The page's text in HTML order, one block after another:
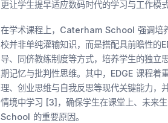
更让学生提早适应数码时代的学习与工作模
在学术课程上，Caterham School 强调培
校并非单纯灌输知识，而是搭配具前瞻性
导、同侪教练制度等方式，培养学生的独立
期记忆与批判性思维。其中，EDGE 课程着
理、创业思维与自我反思等现代关键能力，
情境中学习 [3]，确保学生在课堂上、未来
School 的重要原因。